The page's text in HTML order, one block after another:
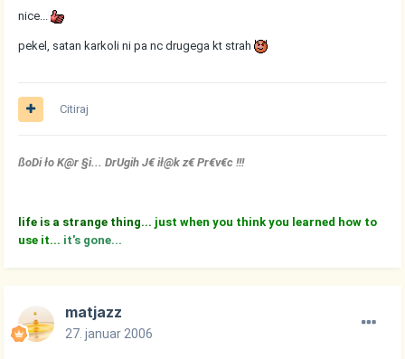
nice...
pekel, satan karkoli ni pa nc drugega kt strah
Citiraj
ßoDi ło K@r §i... DrUgih J€ ił@k z€ Pr€v€c !!!
life is a strange thing... just when you think you learned how to
use it... it's gone...
matjazz
27. januar 2006